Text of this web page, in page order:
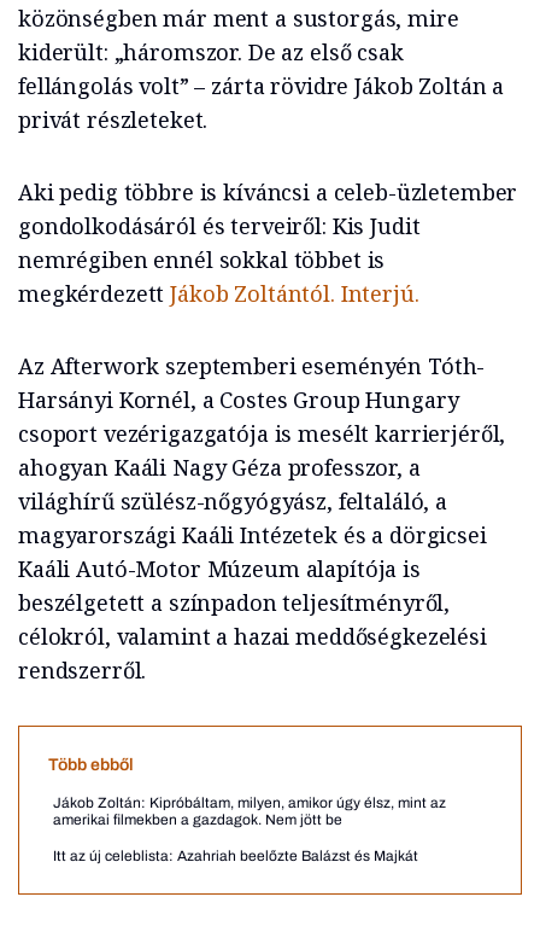
közönségben már ment a sustorgás, mire
kiderült: „háromszor. De az első csak
fellángolás volt” – zárta rövidre Jákob Zoltán a
privát részleteket.
Aki pedig többre is kíváncsi a celeb-üzletember
gondolkodásáról és terveiről: Kis Judit
nemrégiben ennél sokkal többet is
megkérdezettJákob Zoltántól. Interjú.
Az Afterwork szeptemberi eseményén Tóth-
Harsányi Kornél, a Costes Group Hungary
csoport vezérigazgatója is mesélt karrierjéről,
ahogyan Kaáli Nagy Géza professzor, a
világhírű szülész-nőgyógyász, feltaláló, a
magyarországi Kaáli Intézetek és a dörgicsei
Kaáli Autó-Motor Múzeum alapítója is
beszélgetett a színpadon teljesítményről,
célokról, valamint a hazai meddőségkezelési
rendszerről.
Több ebből
Jákob Zoltán: Kipróbáltam, milyen, amikor úgy élsz, mint az
amerikai filmekben a gazdagok. Nem jött be
Itt az új celeblista: Azahriah beelőzte Balázst és Majkát